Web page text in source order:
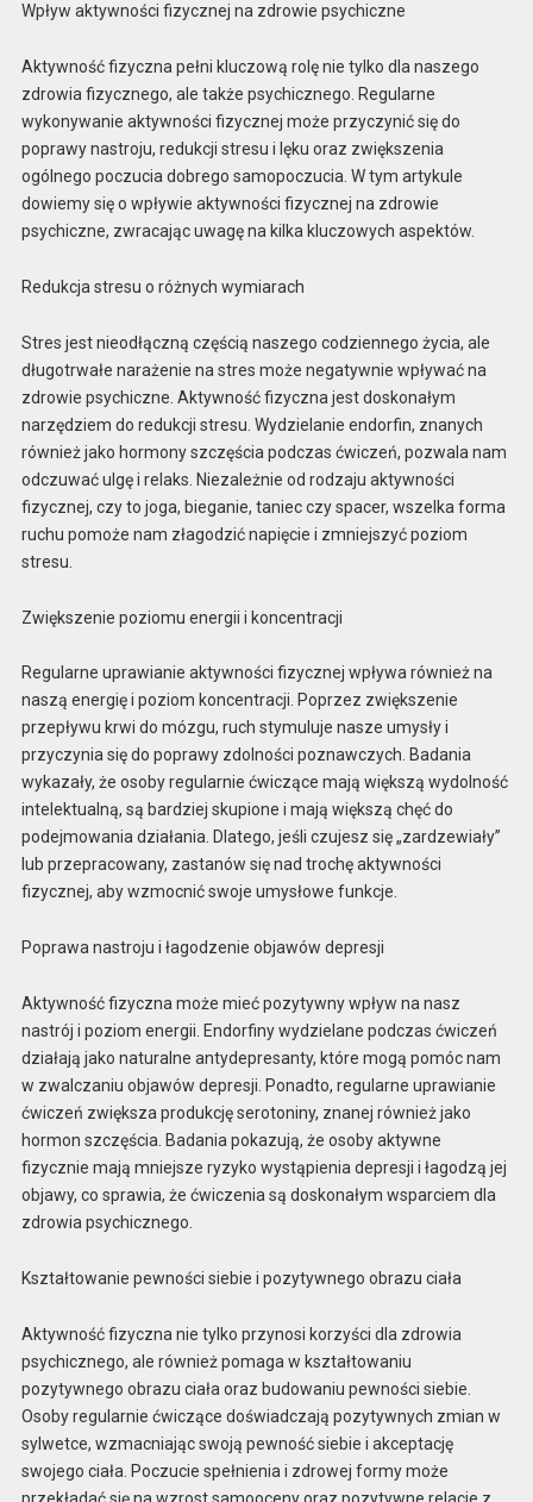
Wpływ aktywności fizycznej na zdrowie psychiczne
Aktywność fizyczna pełni kluczową rolę nie tylko dla naszego
zdrowia fizycznego, ale także psychicznego. Regularne
wykonywanie aktywności fizycznej może przyczynić się do
poprawy nastroju, redukcji stresu i lęku oraz zwiększenia
ogólnego poczucia dobrego samopoczucia. W tym artykule
dowiemy się o wpływie aktywności fizycznej na zdrowie
psychiczne, zwracając uwagę na kilka kluczowych aspektów.
Redukcja stresu o różnych wymiarach
Stres jest nieodłączną częścią naszego codziennego życia, ale
długotrwałe narażenie na stres może negatywnie wpływać na
zdrowie psychiczne. Aktywność fizyczna jest doskonałym
narzędziem do redukcji stresu. Wydzielanie endorfin, znanych
również jako hormony szczęścia podczas ćwiczeń, pozwala nam
odczuwać ulgę i relaks. Niezależnie od rodzaju aktywności
fizycznej, czy to joga, bieganie, taniec czy spacer, wszelka forma
ruchu pomoże nam złagodzić napięcie i zmniejszyć poziom
stresu.
Zwiększenie poziomu energii i koncentracji
Regularne uprawianie aktywności fizycznej wpływa również na
naszą energię i poziom koncentracji. Poprzez zwiększenie
przepływu krwi do mózgu, ruch stymuluje nasze umysły i
przyczynia się do poprawy zdolności poznawczych. Badania
wykazały, że osoby regularnie ćwiczące mają większą wydolność
intelektualną, są bardziej skupione i mają większą chęć do
podejmowania działania. Dlatego, jeśli czujesz się „zardzewiały”
lub przepracowany, zastanów się nad trochę aktywności
fizycznej, aby wzmocnić swoje umysłowe funkcje.
Poprawa nastroju i łagodzenie objawów depresji
Aktywność fizyczna może mieć pozytywny wpływ na nasz
nastrój i poziom energii. Endorfiny wydzielane podczas ćwiczeń
działają jako naturalne antydepresanty, które mogą pomóc nam
w zwalczaniu objawów depresji. Ponadto, regularne uprawianie
ćwiczeń zwiększa produkcję serotoniny, znanej również jako
hormon szczęścia. Badania pokazują, że osoby aktywne
fizycznie mają mniejsze ryzyko wystąpienia depresji i łagodzą jej
objawy, co sprawia, że ćwiczenia są doskonałym wsparciem dla
zdrowia psychicznego.
Kształtowanie pewności siebie i pozytywnego obrazu ciała
Aktywność fizyczna nie tylko przynosi korzyści dla zdrowia
psychicznego, ale również pomaga w kształtowaniu
pozytywnego obrazu ciała oraz budowaniu pewności siebie.
Osoby regularnie ćwiczące doświadczają pozytywnych zmian w
sylwetce, wzmacniając swoją pewność siebie i akceptację
swojego ciała. Poczucie spełnienia i zdrowej formy może
przekładać się na wzrost samooceny oraz pozytywne relacje z